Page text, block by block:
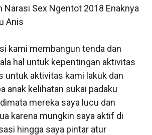
Narasi Sex Ngentot 2018 Enaknya
Anis
kami membangun tenda dan
hal untuk kepentingan aktivitas
untuk aktivitas kami lakuk dan
anak kelihatan sukai padaku
mereka saya lucu dan
karena mungkin saya aktif di
hingga saya pintar atur